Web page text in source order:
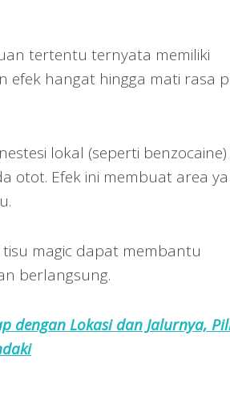
tertentu ternyata memiliki
efek hangat hingga mati rasa
lokal (seperti benzocaine)
otot. Efek ini membuat area
magic dapat membantu
berlangsung.
dengan Lokasi dan Jalurnya,